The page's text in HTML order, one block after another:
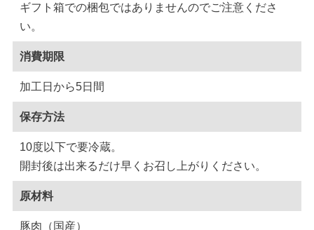
ギフト箱での梱包ではありませんのでご注意くださ
い。
消費期限
加工日から5日間
保存方法
10度以下で要冷蔵。
開封後は出来るだけ早くお召し上がりください。
原材料
豚肉（国産）